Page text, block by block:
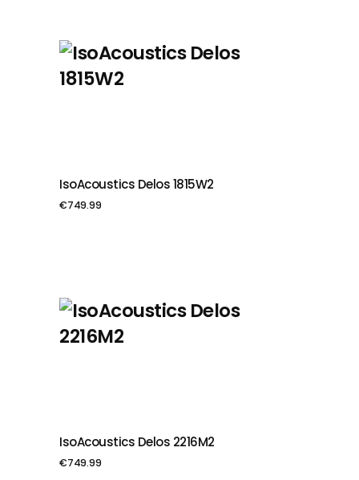
PIEVIENOT GROZAM
IsoAcoustics Delos 1815W2
€749.99
PIEVIENOT GROZAM
IsoAcoustics Delos 2216M2
€749.99